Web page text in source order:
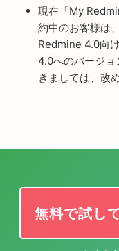
現在「My
約中のお客様は
Redmine 4.0向
4.0へのバージ
きましては、改
無料で試し